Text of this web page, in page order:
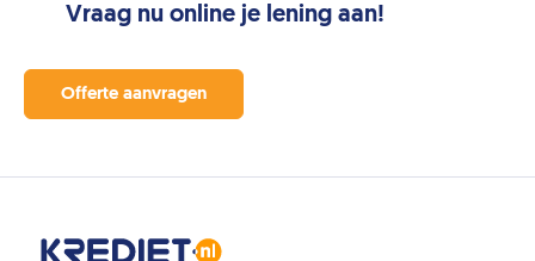
Vraag nu online je lening aan!
Offerte aanvragen